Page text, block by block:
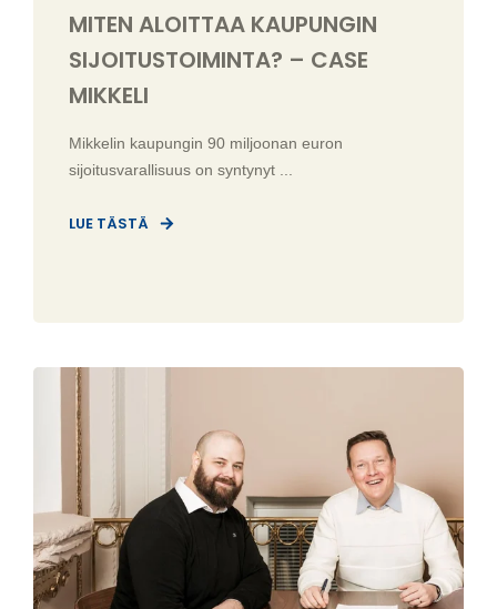
MITEN ALOITTAA KAUPUNGIN
SIJOITUSTOIMINTA? – CASE
MIKKELI
Mikkelin kaupungin 90 miljoonan euron
sijoitusvarallisuus on syntynyt ...
LUE TÄSTÄ